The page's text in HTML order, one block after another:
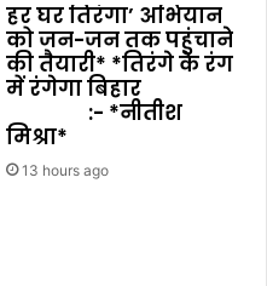
हर घर तिरंगा’ अभियान
को जन-जन तक पहुंचाने
की तैयारी* *तिरंगे के रंग
में रंगेगा बिहार
:- *नीतीश
मिश्रा*
13 hours ago